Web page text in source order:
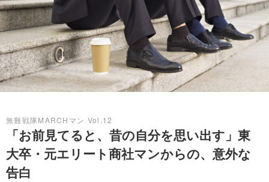
無難戦隊MARCHマン Vol.12
「お前見てると、昔の自分を思い出す」東
大卒・元エリート商社マンからの、意外な
告白